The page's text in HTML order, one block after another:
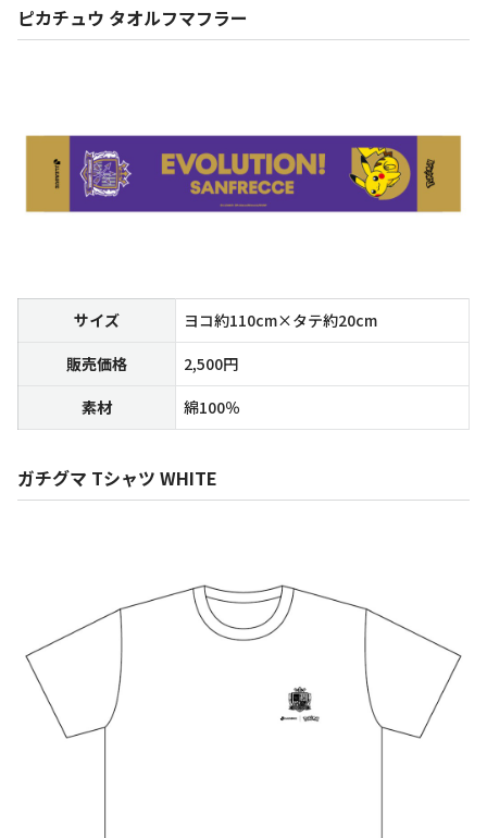
ピカチュウ タオルフマフラー
サイズ
ヨコ約110cm×タテ約20cm
販売価格
2,500円
素材
綿100％
ガチグマ Tシャツ WHITE